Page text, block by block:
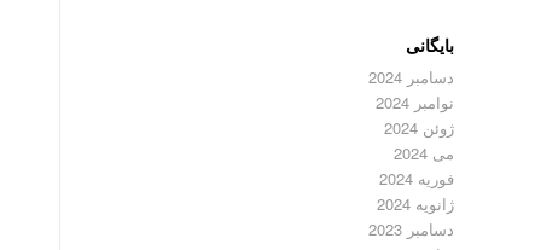
بایگانی
دسامبر 2024
نوامبر 2024
ژوئن 2024
می 2024
فوریه 2024
ژانویه 2024
دسامبر 2023